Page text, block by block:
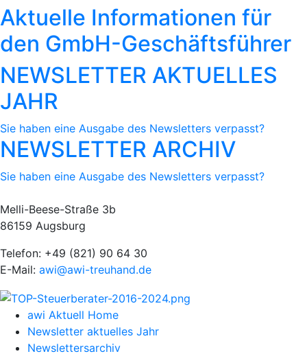
Aktuelle Informationen für
den GmbH-Geschäftsführer
NEWSLETTER AKTUELLES
JAHR
Sie haben eine Ausgabe des Newsletters verpasst?
NEWSLETTER ARCHIV
Sie haben eine Ausgabe des Newsletters verpasst?
Melli-Beese-Straße 3b
86159 Augsburg
Telefon: +49 (821) 90 64 30
E-Mail: awi@awi-treuhand.de
awi Aktuell Home
Newsletter aktuelles Jahr
Newslettersarchiv